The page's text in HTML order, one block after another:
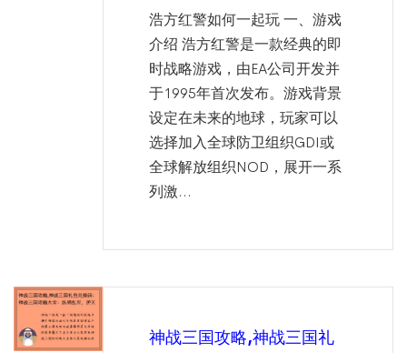
浩方红警如何一起玩 一、游戏
介绍 浩方红警是一款经典的即
时战略游戏，由EA公司开发并
于1995年首次发布。游戏背景
设定在未来的地球，玩家可以
选择加入全球防卫组织GDI或
全球解放组织NOD，展开一系
列激...
神战三国攻略,神战三国礼